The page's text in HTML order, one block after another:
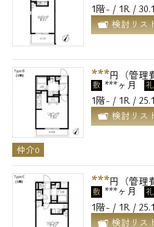
1階- / 1R /
検討リス
***円（管理
敷 ***ヶ月 礼
1階- / 1R /
検討リス
仲介0
***円（管理
敷 ***ヶ月 礼
1階- / 1R /
検討リス